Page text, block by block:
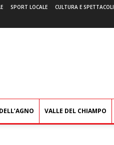
SPORT LOCALE CULTURA E SPETTACOLI
VALLE DEL CHIAMPO